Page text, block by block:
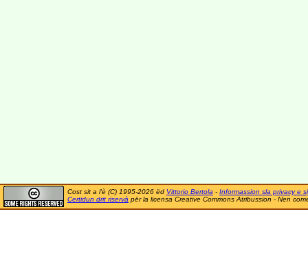
Cost sit a l'è (C) 1995-2026 ëd Vittorio Bertola - Informassion sla privacy e
Certidun drit riservà për la licensa Creative Commons Atribussion - Nen